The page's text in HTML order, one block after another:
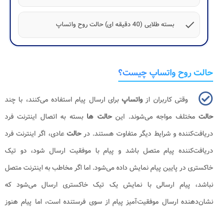
check بسته طلایی (40 دقیقه ای) حالت روح واتساپ
حالت روح واتساپ چیست؟
وقتی کاربران از واتساپبرای ارسال پیام استفاده می‌کنند، با چند
حالتمختلف مواجه می‌شوند. اینحالت هابسته به اتصال اینترنت فرد
دریافت‌کننده و شرایط دیگر متفاوت هستند. درحالتعادی، اگر اینترنت فرد
دریافت‌کننده پیام متصل باشد و پیام با موفقیت ارسال شود، دو تیک
خاکستری در پایین پیام نمایش داده می‌شود. اما اگر مخاطب به اینترنت متصل
نباشد، پیام ارسالی با نمایش یک تیک خاکستری ارسال می‌شود که
نشان‌دهنده ارسال موفقیت‌آمیز پیام از سوی فرستنده است، اما پیام هنوز